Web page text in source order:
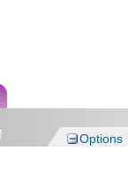
Options